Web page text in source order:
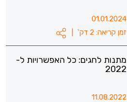
01.01.2024
זמן קריאה: 2 דק`
מתנות לחגים: כל האפשרויות ל-
2022
11.08.2022